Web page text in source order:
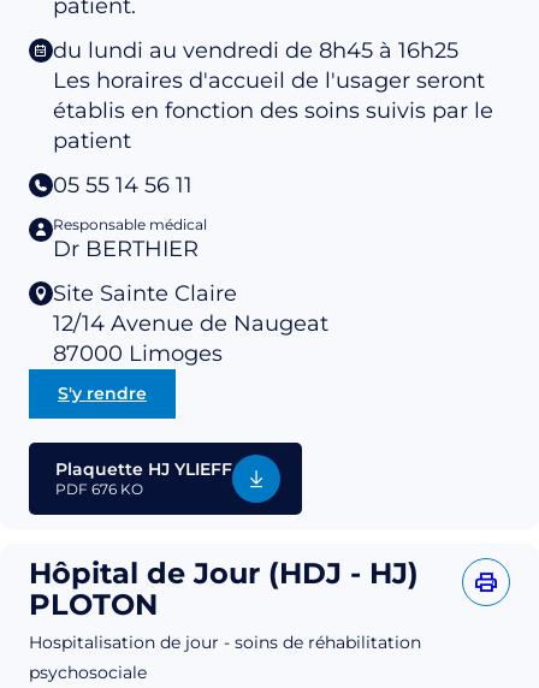
patient.
du lundi au vendredi de 8h45 à 16h25
Les horaires d'accueil de l'usager seront
établis en fonction des soins suivis par le
patient
05 55 14 56 11
Responsable médical
Dr BERTHIER
Site Sainte Claire
12/14 Avenue de Naugeat
87000 Limoges
S'y rendre
Plaquette HJ YLIEFF
PDF 676 KO
Hôpital de Jour (HDJ - HJ)
PLOTON
Hospitalisation de jour - soins de réhabilitation
psychosociale